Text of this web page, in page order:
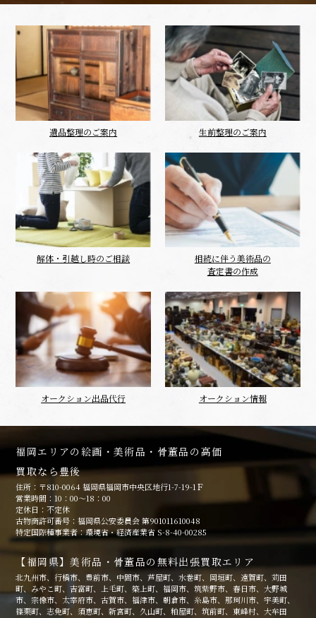
遺品整理のご案内 生前整理のご案内
解体・引越し時のご相談
相続に伴う美術品の
査定書の作成
オークション出品代行 オークション情報
福岡エリアの絵画・美術品・骨董品の高価
買取なら豊後
住所：〒810-0064 福岡県福岡市中央区地行1-7-19-1Ｆ
営業時間：10：00～18：00
定休日：不定休
古物商許可番号：福岡県公安委員会 第901011610048
特定国際種事業者：環境省・経済産業省 S-8-40-00285
【福岡県】美術品・骨董品の無料出張買取エリア
北九州市、行橋市、豊前市、中間市、芦屋町、水巻町、岡垣町、遠賀町、苅田
町、みやこ町、吉富町、上毛町、築上町、福岡市、筑紫野市、春日市、大野城
市、宗像市、太宰府市、古賀市、福津市、朝倉市、糸島市、那珂川市、宇美町、
篠栗町、志免町、須恵町、新宮町、久山町、粕屋町、筑前町、東峰村、大牟田